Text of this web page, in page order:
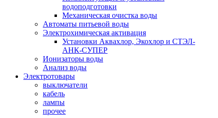
водоподготовки
Механическая очистка воды
Автоматы питьевой воды
Электрохимическая активация
Установки Аквахлор, Экохлор и СТЭЛ-
АНК-СУПЕР
Ионизаторы воды
Анализ воды
Электротовары
выключатели
кабель
лампы
прочее